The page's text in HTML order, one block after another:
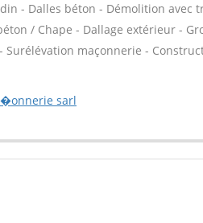
- Dalles béton - Démolition avec
/ Chape - Dallage extérieur -
Surélévation maçonnerie -
sarl